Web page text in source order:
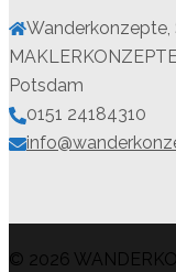
Wanderkonzepte,
Potsdam
0151 24184310
© 2026